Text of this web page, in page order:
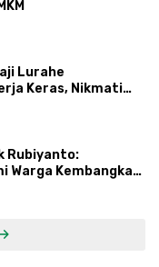
Lurahe
Keras, Nikmati
Rubiyanto:
Warga Kembangkan